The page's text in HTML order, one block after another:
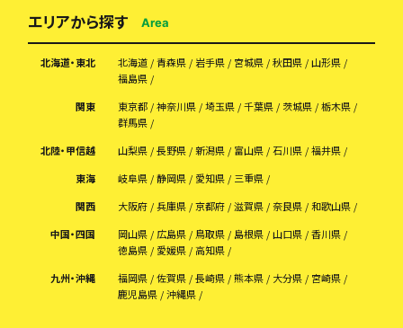
エリアから探す Area
北海道・東北 北海道 青森県 岩手県 宮城県 秋田県
山形県
福島県
関東
東京都 神奈川県 埼玉県 千葉県 茨城県
栃木県
群馬県
北陸・甲信越
山梨県 長野県 新潟県 富山県 石川県
福井県
東海
岐阜県 静岡県 愛知県
三重県
関西
大阪府 兵庫県 京都府 滋賀県 奈良県
和歌山県
中国・四国
岡山県 広島県 鳥取県 島根県 山口県
香川県
徳島県
愛媛県
高知県
九州・沖縄
福岡県 佐賀県 長崎県 熊本県 大分県
宮崎県
鹿児島県
沖縄県